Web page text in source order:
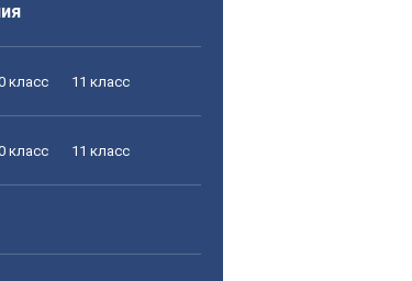
класс 11 класс
класс 11 класс